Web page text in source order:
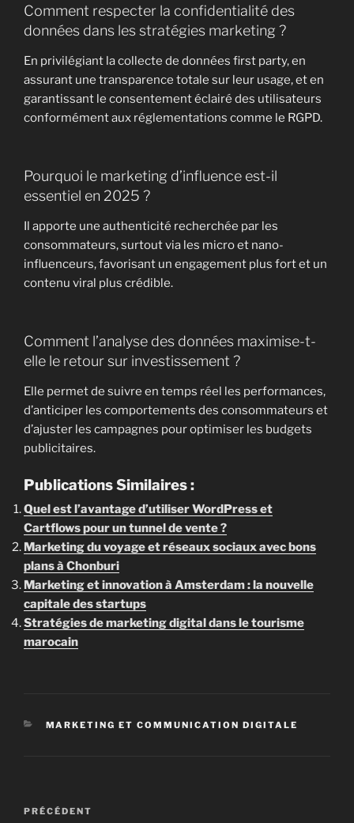
Comment respecter la confidentialité des
données dans les stratégies marketing ?
En privilégiant la collecte de données first party, en
assurant une transparence totale sur leur usage, et en
garantissant le consentement éclairé des utilisateurs
conformément aux réglementations comme le RGPD.
Pourquoi le marketing d’influence est-il
essentiel en 2025 ?
Il apporte une authenticité recherchée par les
consommateurs, surtout via les micro et nano-
influenceurs, favorisant un engagement plus fort et un
contenu viral plus crédible.
Comment l’analyse des données maximise-t-
elle le retour sur investissement ?
Elle permet de suivre en temps réel les performances,
d’anticiper les comportements des consommateurs et
d’ajuster les campagnes pour optimiser les budgets
publicitaires.
Publications Similaires :
Quel est l’avantage d’utiliser WordPress et
Cartflows pour un tunnel de vente ?
Marketing du voyage et réseaux sociaux avec bons
plans à Chonburi
Marketing et innovation à Amsterdam : la nouvelle
capitale des startups
Stratégies de marketing digital dans le tourisme
marocain
CATÉGORIES
MARKETING ET COMMUNICATION DIGITALE
Navigation
Article
PRÉCÉDENT